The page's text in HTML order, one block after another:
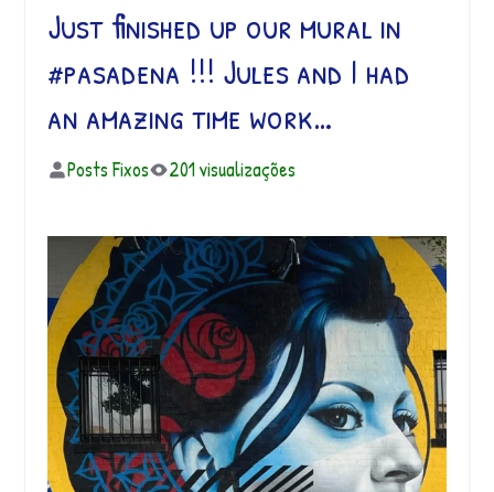
Just finished up our mural in
#pasadena !!! Jules and I had
an amazing time work…
Posts Fixos 201 visualizações